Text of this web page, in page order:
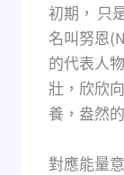
初期， 只
名叫努恩
的代表人
壯，欣欣
養，盎然
對應能量